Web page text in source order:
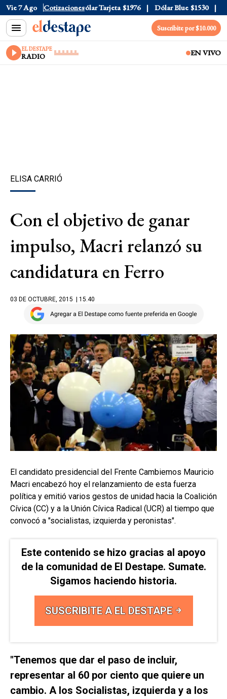
Vie 7 Ago Cotizaciones
Oficial $1520 Dólar Tarjeta $1976 Dólar Blue $1530
Suscribite por $10.000
EL DESTAPE
RADIO EN VIVO
ELISA CARRIÓ
Con el objetivo de ganar
impulso, Macri relanzó su
candidatura en Ferro
03 DE OCTUBRE, 2015 | 15.40
El candidato presidencial del Frente Cambiemos Mauricio
Macri encabezó hoy el relanzamiento de esta fuerza
política y emitió varios gestos de unidad hacia la Coalición
Cívica (CC) y a la Unión Cívica Radical (UCR) al tiempo que
convocó a "socialistas, izquierda y peronistas".
Este contenido se hizo gracias al apoyo
de la comunidad de El Destape. Sumate.
Sigamos haciendo historia.
SUSCRIBITE A EL DESTAPE
"Tenemos que dar el paso de incluir,
representar al 60 por ciento que quiere un
cambio. A los Socialistas, izquierda y a los